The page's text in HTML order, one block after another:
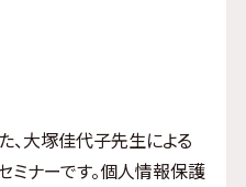
大塚佳代子先生による
ミナーです。個人情報保護